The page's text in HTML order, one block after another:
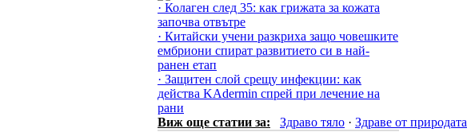
· Колаген след 35: как грижата за кожата
започва отвътре
· Китайски учени разкриха защо човешките
ембриони спират развитието си в най-
ранен етап
· Защитен слой срещу инфекции: как
действа KAdermin спрей при лечение на
рани
Виж още статии за:
Здраво тяло · Здраве от природата